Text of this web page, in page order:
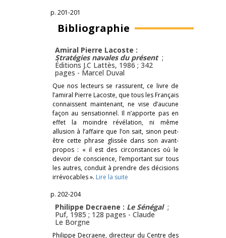
p. 201-201
Bibliographie
Amiral Pierre Lacoste :
Stratégies navales du présent ;
Éditions J.C Lattès, 1986 ; 342
pages - Marcel Duval
Que nos lecteurs se rassurent, ce livre de
l’amiral Pierre Lacoste, que tous les Français
connaissent maintenant, ne vise d’aucune
façon au sensationnel. Il n’apporte pas en
effet la moindre révélation, ni même
allusion à l’affaire que l’on sait, sinon peut-
être cette phrase glissée dans son avant-
propos : « il est des circonstances où le
devoir de conscience, l’emportant sur tous
les autres, conduit à prendre des décisions
irrévocables ». Lire la suite
p. 202-204
Philippe Decraene : Le Sénégal ;
Puf, 1985 ; 128 pages - Claude
Le Borgne
Philippe Decraene, directeur du Centre des